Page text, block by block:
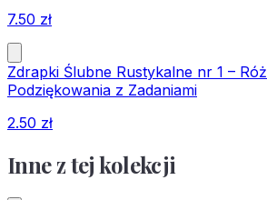
7.50 zł
Zdrapki Ślubne Rustykalne nr 1 –
Podziękowania z Zadaniami
2.50 zł
Inne z tej kolekcji